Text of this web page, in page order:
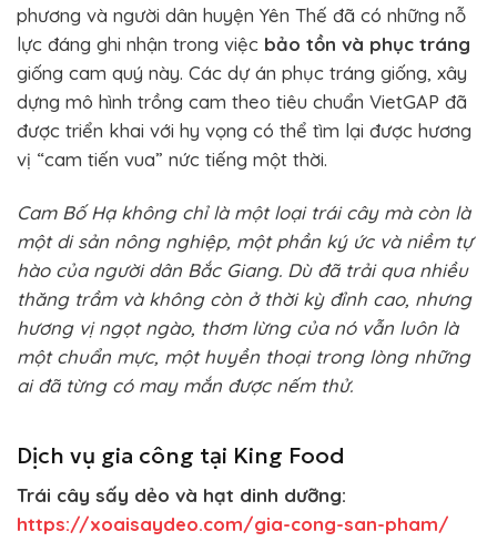
phương và người dân huyện Yên Thế đã có những nỗ
lực đáng ghi nhận trong việc bảo tồn và phục tráng
giống cam quý này. Các dự án phục tráng giống, xây
dựng mô hình trồng cam theo tiêu chuẩn VietGAP đã
được triển khai với hy vọng có thể tìm lại được hương
vị “cam tiến vua” nức tiếng một thời.
Cam Bố Hạ không chỉ là một loại trái cây mà còn là
một di sản nông nghiệp, một phần ký ức và niềm tự
hào của người dân Bắc Giang. Dù đã trải qua nhiều
thăng trầm và không còn ở thời kỳ đỉnh cao, nhưng
hương vị ngọt ngào, thơm lừng của nó vẫn luôn là
một chuẩn mực, một huyền thoại trong lòng những
ai đã từng có may mắn được nếm thử.
Dịch vụ gia công tại King Food
Trái cây sấy dẻo và hạt dinh dưỡng:
https://xoaisaydeo.com/gia-cong-san-pham/